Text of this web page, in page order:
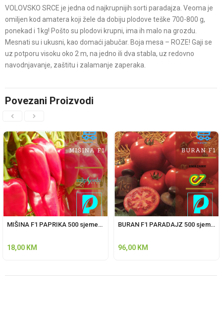
VOLOVSKO SRCE je jedna od najkrupnijih sorti paradajza. Veoma je
omiljen kod amatera koji žele da dobiju plodove teške 700-800 g,
ponekad i 1kg! Pošto su plodovi krupni, ima ih malo na grozdu.
Mesnati su i ukusni, kao domaći jabučar. Boja mesa – ROZE! Gaji se
uz potporu visoku oko 2 m, na jedno ili dva stabla, uz redovno
navodnjavanje, zaštitu i zalamanje zaperaka.
Povezani Proizvodi
MIŠINA F1 PAPRIKA 500 sjemenki Mip seeds
18,00 KM
BURAN F1 PARADAJZ 500 sjemenki ENZA ZADEN
96,00 KM